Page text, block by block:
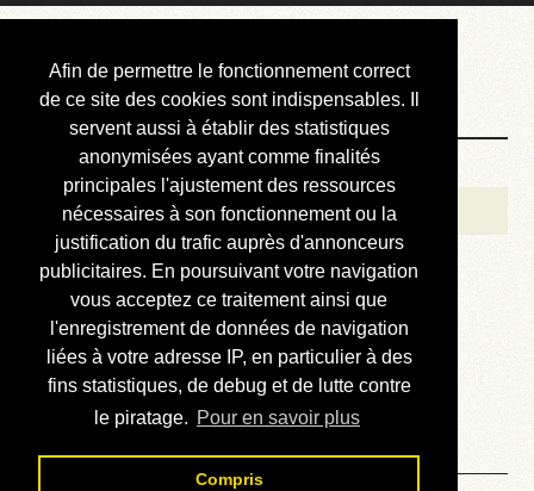
Afin de permettre le fonctionnement correct
de ce site des cookies sont indispensables. Il
servent aussi à établir des statistiques
anonymisées ayant comme finalités
principales l'ajustement des ressources
nécessaires à son fonctionnement ou la
justification du trafic auprès d'annonceurs
publicitaires. En poursuivant votre navigation
vous acceptez ce traitement ainsi que
l'enregistrement de données de navigation
liées à votre adresse IP, en particulier à des
fins statistiques, de debug et de lutte contre
le piratage. Pour en savoir plus
Compris
Courbis, « LE »
Blog Officiel
Bienvenue
Réalisations
Divers (et d’été)
Annonces
Liens externes
Téléchargement
Contact